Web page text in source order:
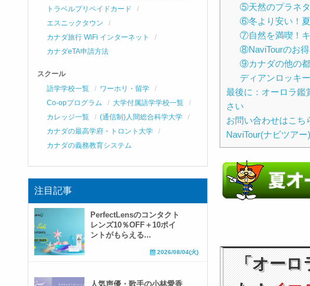
⑤天然のプラネ
⑥冬より安い！夏
⑦自然を満喫！キ
⑧NaviTourのお
⑨カナダの他の
ディアンロッキ
最後に：オーロラ鑑
さい
お問い合わせはこち
NaviTour(ナビツアー
「オーロ
トラベルプリペイドカード
エスニックタウン
カナダ旅行 WiFi インターネット
カナダeTA申請方法
スクール
語学学校一覧
ワーホリ・留学
Co-opプログラム
大学付属語学学校一覧
カレッジ一覧
(通信制)人間総合科学大学
カナダの最高学府・トロント大学
カナダの義務教育システム
注目記事
PerfectLensのコンタクト
レンズ10％OFF＋10ポイ
ントがもらえる...
2026/08/04(火)
人気声優・歌手の小林愛香